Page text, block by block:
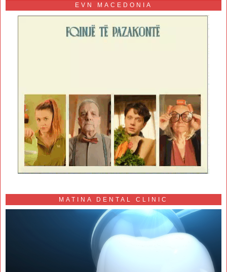
EVN MACEDONIA
MATINA DENTAL CLINIC